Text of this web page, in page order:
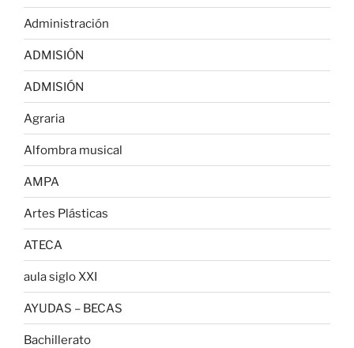
Administración
ADMISIÓN
ADMISIÓN
Agraria
Alfombra musical
AMPA
Artes Plásticas
ATECA
aula siglo XXI
AYUDAS – BECAS
Bachillerato